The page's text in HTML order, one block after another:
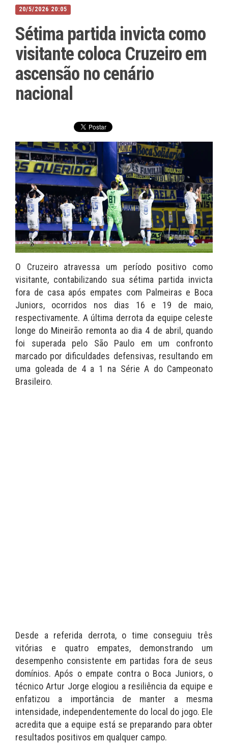
20/5/2026 20:05
Sétima partida invicta como
visitante coloca Cruzeiro em
ascensão no cenário
nacional
O Cruzeiro atravessa um período positivo como
visitante, contabilizando sua sétima partida invicta
fora de casa após empates com Palmeiras e Boca
Juniors, ocorridos nos dias 16 e 19 de maio,
respectivamente. A última derrota da equipe celeste
longe do Mineirão remonta ao dia 4 de abril, quando
foi superada pelo São Paulo em um confronto
marcado por dificuldades defensivas, resultando em
uma goleada de 4 a 1 na Série A do Campeonato
Brasileiro.
Desde a referida derrota, o time conseguiu três
vitórias e quatro empates, demonstrando um
desempenho consistente em partidas fora de seus
domínios. Após o empate contra o Boca Juniors, o
técnico Artur Jorge elogiou a resiliência da equipe e
enfatizou a importância de manter a mesma
intensidade, independentemente do local do jogo. Ele
acredita que a equipe está se preparando para obter
resultados positivos em qualquer campo.